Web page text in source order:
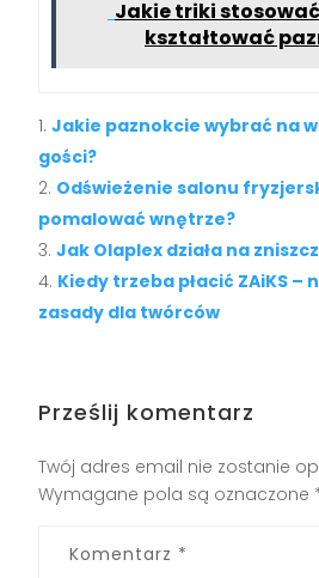
Jakie triki
kształtować
Jakie paznokcie wybrać na
gości?
Odświeżenie salonu
pomalować wnętrze?
Jak Olaplex działa na
Kiedy trzeba płacić ZAiKS –
zasady dla twórców
Prześlij komentarz
Twój adres email nie zostanie
Wymagane pola są oznaczone